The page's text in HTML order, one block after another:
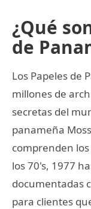
¿Qué
de
Los Papeles de
millones de
secretas del
panameña
comprenden
los 70's, 1977
documentadas
para clientes